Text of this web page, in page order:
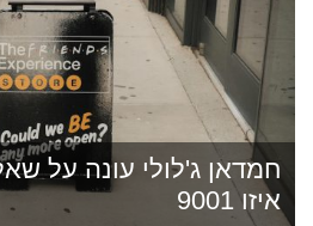
חמדאן ג'לולי עונה על
איזו 9001